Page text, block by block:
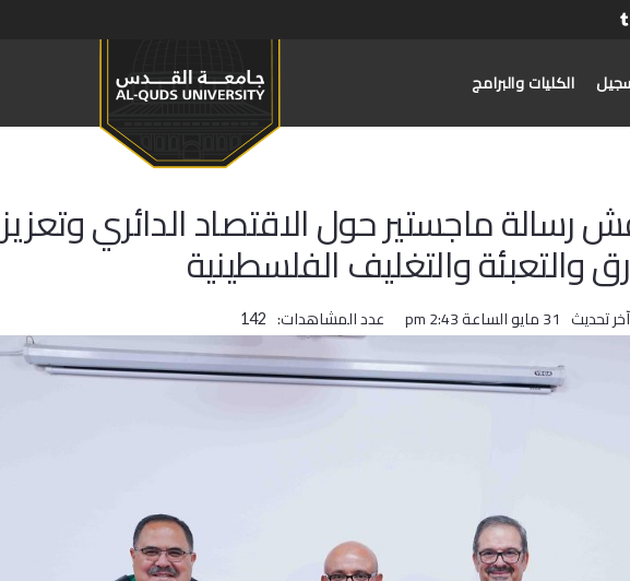
الكليات والبرامج
ماجستير حول الاقتصاد الدائري وتعزيز
والتعبئة والتغليف الفلسطينية
آخر تحديث 31 مايو الساعة 2:43 pm عدد المشاهدات: 142